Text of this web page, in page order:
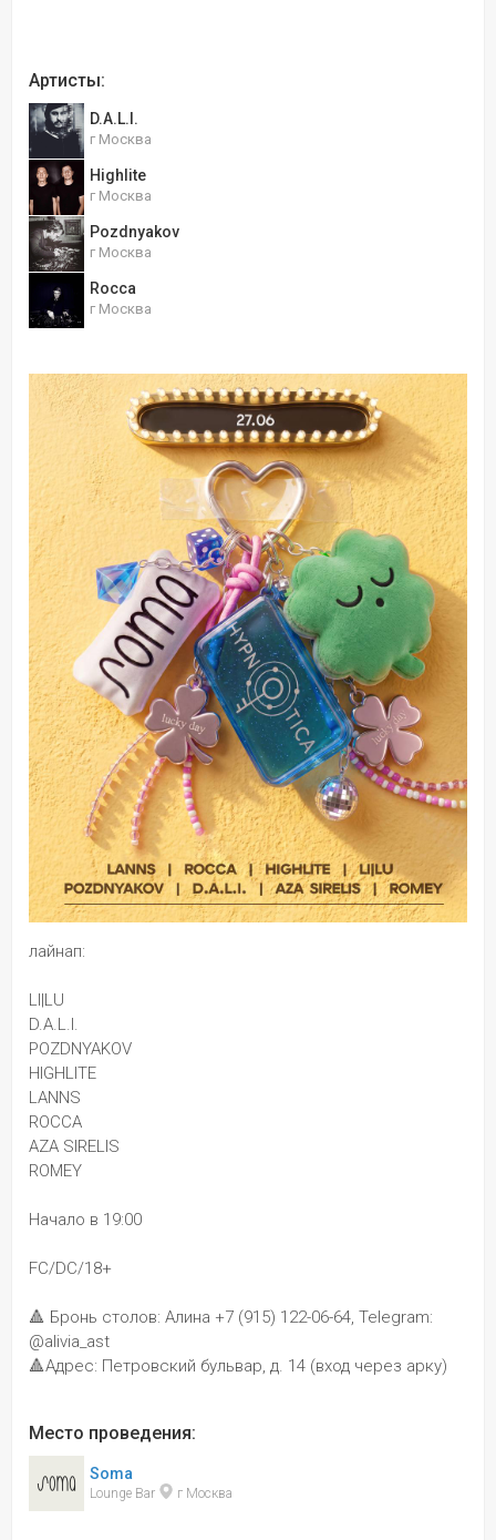
Артисты:
D.A.L.I.
г Москва
Highlite
г Москва
Pozdnyakov
г Москва
Rocca
г Москва
лайнап:
LI|LU
D.A.L.I.
POZDNYAKOV
HIGHLITE
LANNS
ROCCA
AZA SIRELIS
ROMEY
Начало в 19:00
FC/DC/18+
🔺 Бронь столов: Алина +7 (915) 122-06-64, Telegram:
@alivia_ast
🔺Адрес: Петровский бульвар, д. 14 (вход через арку)
Место проведения:
Soma
Lounge Bar г Москва